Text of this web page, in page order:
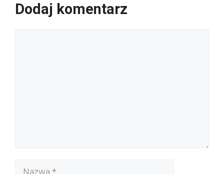
Dodaj komentarz
Nazwa